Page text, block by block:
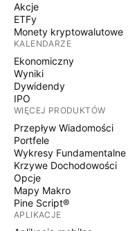
Akcje
ETFy
Monety kryptowalutowe
KALENDARZE
Ekonomiczny
Wyniki
Dywidendy
IPO
WIĘCEJ PRODUKTÓW
Przepływ Wiadomości
Portfele
Wykresy Fundamentalne
Krzywe Dochodowości
Opcje
Mapy Makro
Pine Script®
APLIKACJE